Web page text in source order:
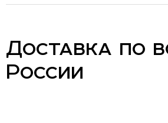
Доставка по
России